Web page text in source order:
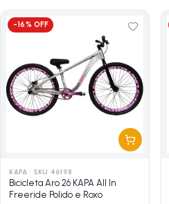
-16% OFF
KAPA · SKU 46198
Bicicleta Aro 26 KAPA All In
Freeride Polido e Roxo